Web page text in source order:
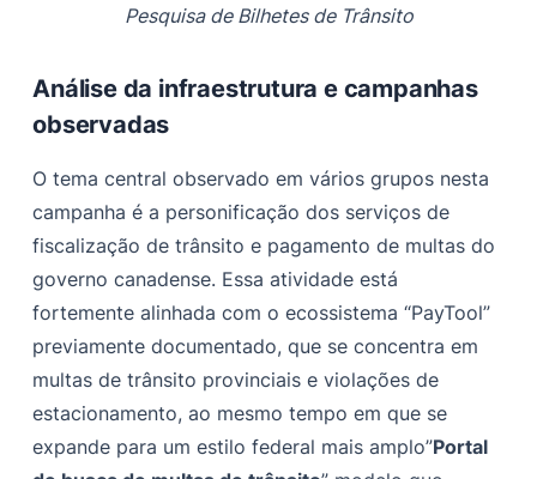
Pesquisa de Bilhetes de Trânsito
Análise da infraestrutura e campanhas
observadas
O tema central observado em vários grupos nesta
campanha é a personificação dos serviços de
fiscalização de trânsito e pagamento de multas do
governo canadense. Essa atividade está
fortemente alinhada com o ecossistema “PayTool”
previamente documentado, que se concentra em
multas de trânsito provinciais e violações de
estacionamento, ao mesmo tempo em que se
expande para um estilo federal mais amplo”Portal